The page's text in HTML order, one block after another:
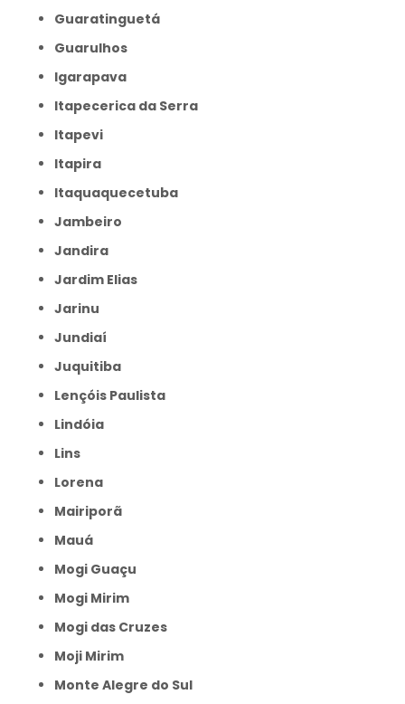
Guaratinguetá
Guarulhos
Igarapava
Itapecerica da Serra
Itapevi
Itapira
Itaquaquecetuba
Jambeiro
Jandira
Jardim Elias
Jarinu
Jundiaí
Juquitiba
Lençóis Paulista
Lindóia
Lins
Lorena
Mairiporã
Mauá
Mogi Guaçu
Mogi Mirim
Mogi das Cruzes
Moji Mirim
Monte Alegre do Sul